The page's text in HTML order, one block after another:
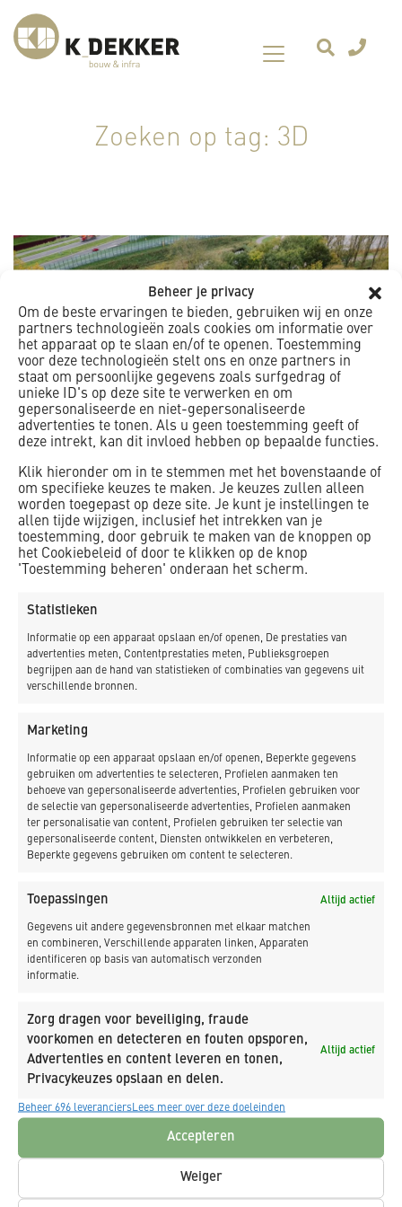
Beheer je privacy
Om de beste ervaringen te bieden, gebruiken wij en onze
partners technologieën zoals cookies om informatie over
het apparaat op te slaan en/of te openen. Toestemming
voor deze technologieën stelt ons en onze partners in
staat om persoonlijke gegevens zoals surfgedrag of
unieke ID's op deze site te verwerken en om
gepersonaliseerde en niet-gepersonaliseerde
advertenties te tonen. Als u geen toestemming geeft of
deze intrekt, kan dit invloed hebben op bepaalde functies.
Klik hieronder om in te stemmen met het bovenstaande of
om specifieke keuzes te maken. Je keuzes zullen alleen
worden toegepast op deze site. Je kunt je instellingen te
allen tijde wijzigen, inclusief het intrekken van je
toestemming, door gebruik te maken van de knoppen op
het Cookiebeleid of door te klikken op de knop
'Toestemming beheren' onderaan het scherm.
Statistieken
Informatie op een apparaat opslaan en/of openen, De prestaties van
advertenties meten, Contentprestaties meten, Publieksgroepen
begrijpen aan de hand van statistieken of combinaties van gegevens uit
verschillende bronnen.
Marketing
Informatie op een apparaat opslaan en/of openen, Beperkte gegevens
gebruiken om advertenties te selecteren, Profielen aanmaken ten
behoeve van gepersonaliseerde advertenties, Profielen gebruiken voor
de selectie van gepersonaliseerde advertenties, Profielen aanmaken
ter personalisatie van content, Profielen gebruiken ter selectie van
gepersonaliseerde content, Diensten ontwikkelen en verbeteren,
Beperkte gegevens gebruiken om content te selecteren.
Toepassingen Altijd actief
Gegevens uit andere gegevensbronnen met elkaar matchen
en combineren, Verschillende apparaten linken, Apparaten
identificeren op basis van automatisch verzonden
informatie.
Zorg dragen voor beveiliging, fraude
voorkomen en detecteren en fouten opsporen,
Advertenties en content leveren en tonen,
Privacykeuzes opslaan en delen.
Altijd actief
Beheer 696 leveranciers Lees meer over deze doeleinden
Accepteren
Weiger
Zoeken op tag: 3D
Bouwen met BIM – videoserie
Postadres:
Postbus 17
1749 ZG
Warmenhuizen
T 0226 39 16 29
Warmenhuizen
Oudevaart 91
Warmenhuizen
Zekeringstraat 50
Amsterdam
Werf en kleinbouw:
Krabbendam
Oud Schoorlse Zeedijk 1 Warmenhuizen